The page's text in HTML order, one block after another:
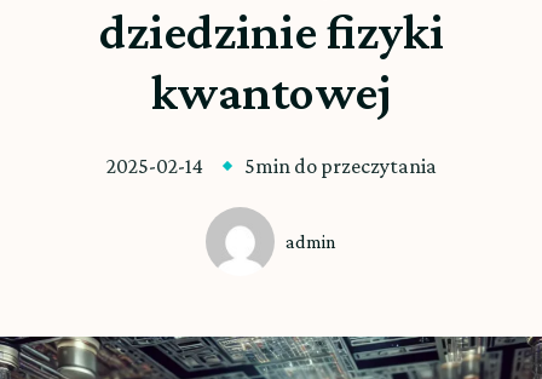
dziedzinie fizyki
kwantowej
2025-02-14 5min do przeczytania
admin